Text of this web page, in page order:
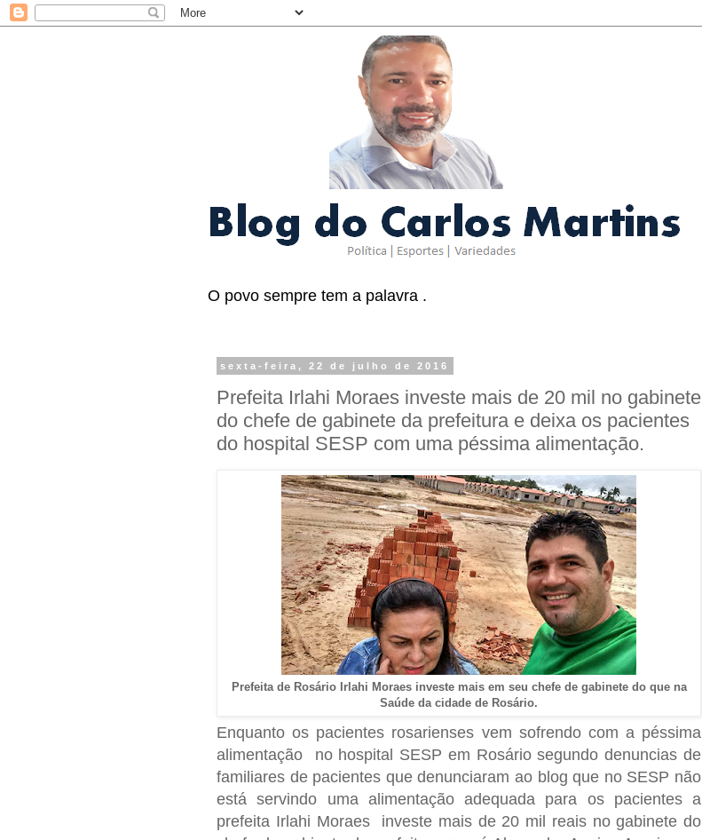
O povo sempre tem a palavra .
sexta-feira, 22 de julho de 2016
Prefeita Irlahi Moraes investe mais de 20 mil no gabinete
do chefe de gabinete da prefeitura e deixa os pacientes
do hospital SESP com uma péssima alimentação.
Prefeita de Rosário Irlahi Moraes investe mais em seu chefe de gabinete do que na
Saúde da cidade de Rosário.
Enquanto os pacientes rosarienses vem sofrendo com a péssima
alimentação no hospital SESP em Rosário segundo denuncias de
familiares de pacientes que denunciaram ao blog que no SESP não
está servindo uma alimentação adequada para os pacientesa
prefeita Irlahi Moraes investe mais de 20 mil reais no gabinete do